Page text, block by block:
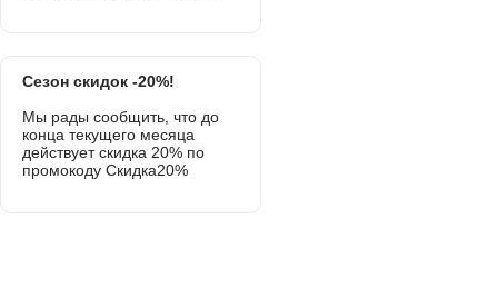
Сезон скидок -20%!
Мы рады сообщить, что до
конца текущего месяца
действует скидка 20% по
промокоду Скидка20%